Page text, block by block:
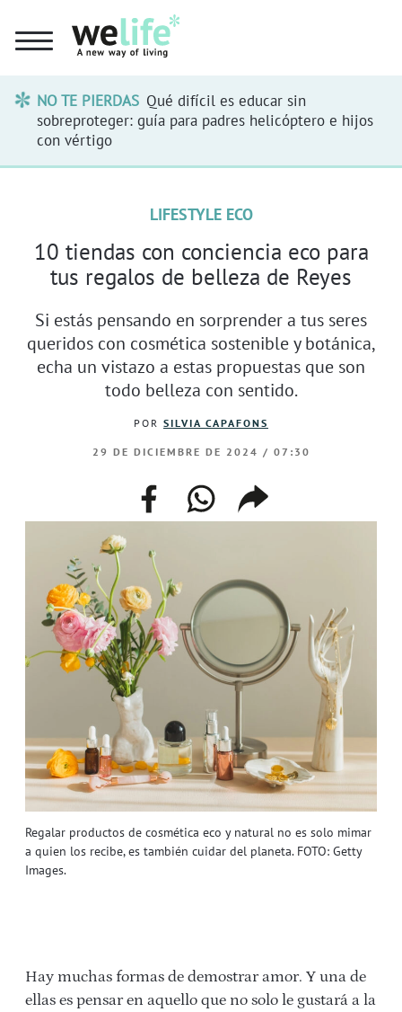
NO TE PIERDAS Qué difícil es educar sin
sobreproteger: guía para padres helicóptero e hijos
con vértigo
Regalar productos de cosmética eco y natural no es solo mimar
a quien los recibe, es también cuidar del planeta. FOTO: Getty
Images.
LIFESTYLE ECO
10 tiendas con conciencia eco para
tus regalos de belleza de Reyes
Si estás pensando en sorprender a tus seres
queridos con cosmética sostenible y botánica,
echa un vistazo a estas propuestas que son
todo belleza con sentido.
POR SILVIA CAPAFONS
29 DE DICIEMBRE DE 2024 / 07:30
facebookwhatsappcompartir
enlace
Hay muchas formas de demostrar amor. Y una de
ellas es pensar en aquello que no solo le gustará a la